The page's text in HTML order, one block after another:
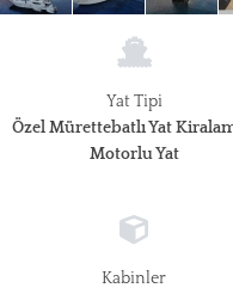
Yat Tipi
Özel Mürettebatlı Yat
Motorlu Yat
Kabinler